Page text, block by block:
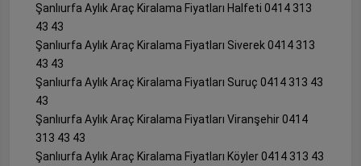
Şanlıurfa Aylık Araç Kiralama Fiyatları Halfeti 0414 313
43 43
Şanlıurfa Aylık Araç Kiralama Fiyatları Siverek 0414 313
43 43
Şanlıurfa Aylık Araç Kiralama Fiyatları Suruç 0414 313 43
43
Şanlıurfa Aylık Araç Kiralama Fiyatları Viranşehir 0414
313 43 43
Şanlıurfa Aylık Araç Kiralama Fiyatları Köyler 0414 313 43